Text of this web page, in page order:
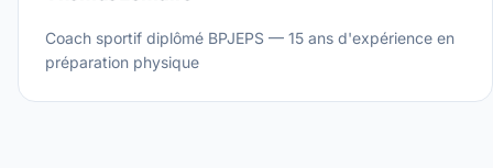
Coach sportif diplômé BPJEPS — 15 ans d'expérience en
préparation physique